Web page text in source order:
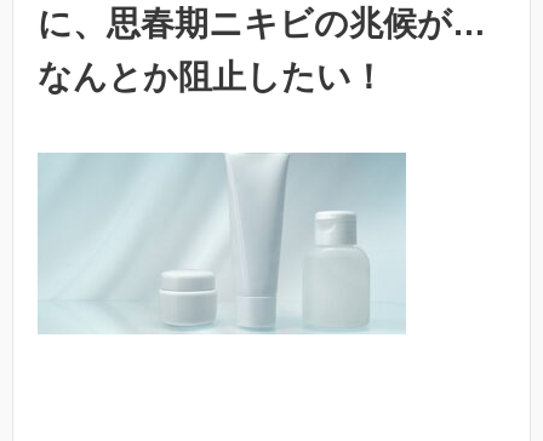
に、思春期ニキビの兆候が…
なんとか阻止したい！